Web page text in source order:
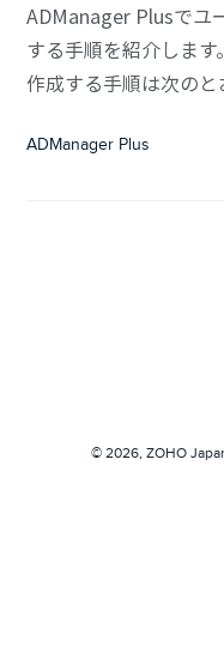
ADManager Plusでユ
する手順を紹介しま
作成する手順は次のと
ADManager Plus
© 2026, ZOHO